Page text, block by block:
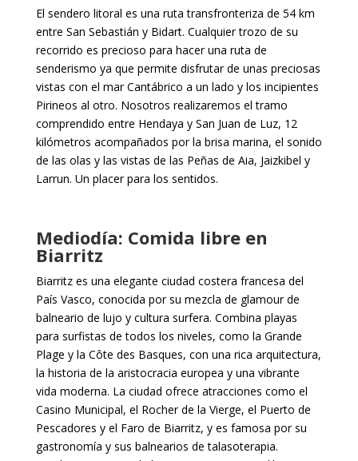
El sendero litoral es una ruta transfronteriza de 54 km
entre San Sebastián y Bidart. Cualquier trozo de su
recorrido es precioso para hacer una ruta de
senderismo ya que permite disfrutar de unas preciosas
vistas con el mar Cantábrico a un lado y los incipientes
Pirineos al otro. Nosotros realizaremos el tramo
comprendido entre Hendaya y San Juan de Luz, 12
kilómetros acompañados por la brisa marina, el sonido
de las olas y las vistas de las Peñas de Aia, Jaizkibel y
Larrun. Un placer para los sentidos.
Mediodía: Comida libre en
Biarritz
Biarritz es una elegante ciudad costera francesa del
País Vasco, conocida por su mezcla de glamour de
balneario de lujo y cultura surfera. Combina playas
para surfistas de todos los niveles, como la Grande
Plage y la Côte des Basques, con una rica arquitectura,
la historia de la aristocracia europea y una vibrante
vida moderna. La ciudad ofrece atracciones como el
Casino Municipal, el Rocher de la Vierge, el Puerto de
Pescadores y el Faro de Biarritz, y es famosa por su
gastronomía y sus balnearios de talasoterapia.